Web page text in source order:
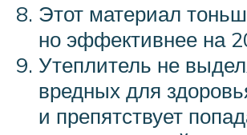
Этот материал
но эффективнее на
Утеплитель не
вредных для
и препятствует